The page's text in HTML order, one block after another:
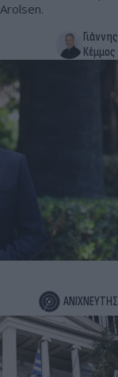
Γιάννης
Κέμμος
ΑΝΙΧΝΕΥΤΗΣ